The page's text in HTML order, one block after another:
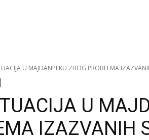
U MAJDANPEKU ZBOG PROBLEMA
U
IZAZVANIH